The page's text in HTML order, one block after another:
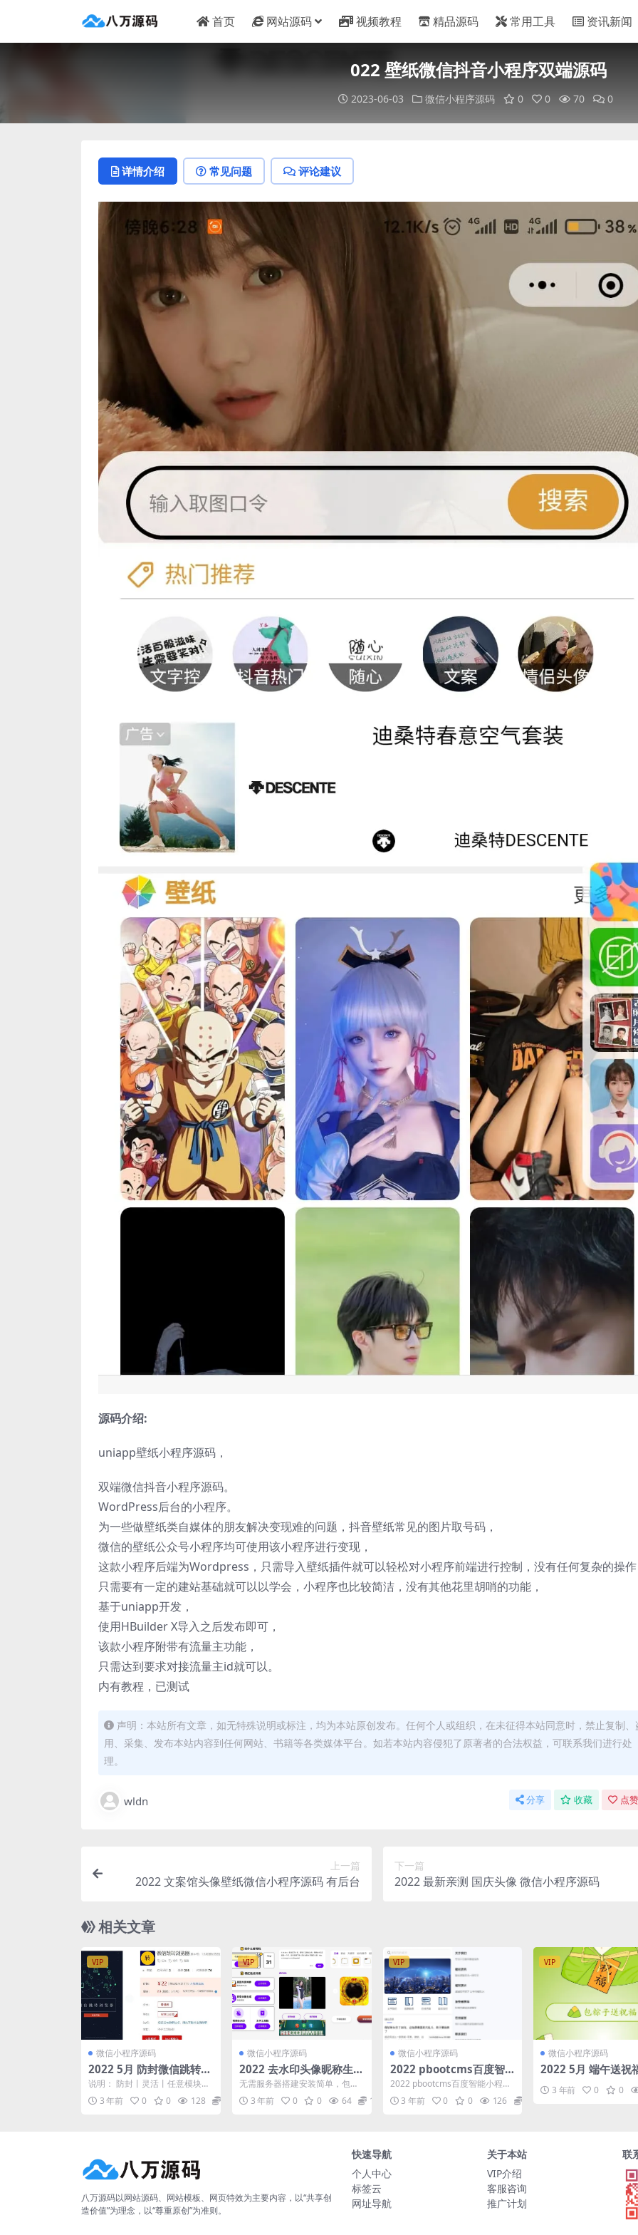
首页 网站源码 视频教程 精品源码 常用工具 资讯新闻
022 壁纸微信抖音小程序双端源码
2023-06-03 微信小程序源码 0 0 70 0
详情介绍 常见问题 评论建议
源码介绍:
uniapp壁纸小程序源码，
双端微信抖音小程序源码。
WordPress后台的小程序。
为一些做壁纸类自媒体的朋友解决变现难的问题，抖音壁纸常见的图片取号码，
微信的壁纸公众号小程序均可使用该小程序进行变现，
这款小程序后端为Wordpress，只需导入壁纸插件就可以轻松对小程序前端进行控制，没有任何复杂的操
只需要有一定的建站基础就可以以学会，小程序也比较简洁，没有其他花里胡哨的功能，
基于uniapp开发，
使用HBuilder X导入之后发布即可，
该款小程序附带有流量主功能，
只需达到要求对接流量主id就可以。
内有教程，已测试
声明：本站所有文章，如无特殊说明或标注，均为本站原创发布。任何个人或组织，在未征得本站同意时，禁止复制、
用、采集、发布本站内容到任何网站、书籍等各类媒体平台。如若本站内容侵犯了原著者的合法权益，可联系我们进行处
理。
wldn 分享 收藏 点
上一篇
2022 文案馆头像壁纸微信小程序源码 有后台
下一篇
2022 最新亲测 国庆头像 微信小程序源码
相关文章
VIP
微信小程序源码
2022 5月 防封微信跳转浏
览器
说明： 防封丨灵活丨任意模块结
合丨多次使用 使用说明：不方便
在微信内打开的网页，...
3 年前 0 0 128
VIP
微信小程序源码
2022 去水印头像昵称生成
外卖工具箱微信小程序源
码
无需服务器搭建安装简单，包含
头像框制作功能，各大短视频去
水印（接口完全免费，用了...
3 年前 0 0 64 10
VIP
微信小程序源码
2022 pbootcms百度智
能小程序插件 自助搭建百
度小程序
2022 pbootcms百度智能小程序
插件 自助搭建百度小程序 插件简
介 这是...
3 年前 0 0 126
VIP
微信小程序源码
2022 5月 端午送祝
程序源码 有流量主
3 年前 0 0
八万源码以网站源码、网站模板、网页特效为主要内容，以“共享创
造价值”为理念，以“尊重原创”为准则。
快速导航
个人中心
标签云
网址导航
关于本站
VIP介绍
客服咨询
推广计划
联